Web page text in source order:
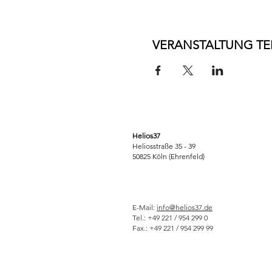
VERANSTALTUNG
Helios37
Heliosstraße 35 - 39
50825 Köln (Ehrenfeld)
E-Mail: info@helios37.de
Tel.: +49 221 / 954 299 0
Fax.: +49 221 / 954 299 99